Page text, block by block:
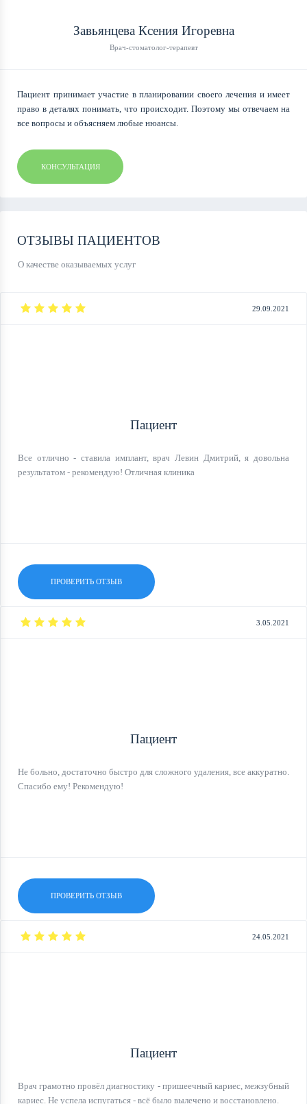
Завьянцева Ксения Игоревна
Врач-стоматолог-терапевт
Пациент принимает участие в планировании своего лечения и имеет
право в деталях понимать, что происходит. Поэтому мы отвечаем на
все вопросы и объясняем любые нюансы.
КОНСУЛЬТАЦИЯ
ОТЗЫВЫ ПАЦИЕНТОВ
О качестве оказываемых услуг
29.09.2021
Пациент
Все отлично - ставила имплант, врач Левин Дмитрий, я довольна
результатом - рекомендую! Отличная клиника
ПРОВЕРИТЬ ОТЗЫВ
3.05.2021
Пациент
Не больно, достаточно быстро для сложного удаления, все аккуратно.
Спасибо ему! Рекомендую!
ПРОВЕРИТЬ ОТЗЫВ
24.05.2021
Пациент
Врач грамотно провёл диагностику - пришеечный кариес, межзубный
кариес. Не успела испугаться - всё было вылечено и восстановлено.